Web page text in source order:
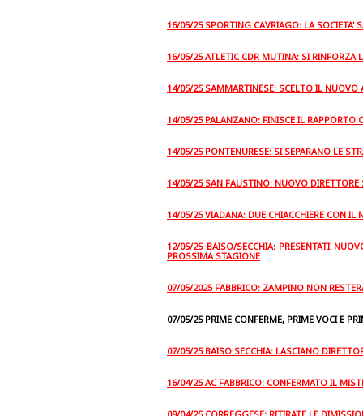
16/05/25 SPORTING CAVRIAGO: LA SOCIETA'
16/05/25 ATLETIC CDR MUTINA: SI RINFORZA
14/05/25 SAMMARTINESE: SCELTO IL NUOVO
14/05/25 PALANZANO: FINISCE IL RAPPORTO
14/05/25 PONTENURESE: SI SEPARANO LE
14/05/25 SAN FAUSTINO: NUOVO
14/05/25 VIADANA: DUE CHIACCHIERE CON IL
12/05/25 BAISO/SECCHIA: PRESENTATI
PROSSIMA STAGIONE
07/05/2025 FABBRICO: ZAMPINO NON
07/05/25 PRIME CONFERME, PRIME VOCI E
07/05/25 BAISO SECCHIA: LASCIANO
16/04/25 AC FABBRICO: CONFERMATO IL